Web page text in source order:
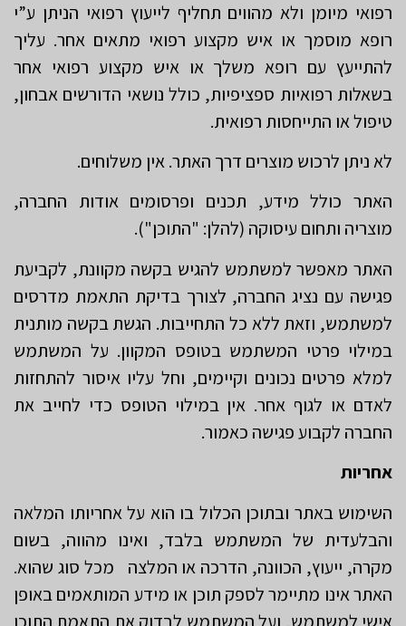
רפואי מיומן ולא מהווים תחליף לייעוץ רפואי הניתן ע”י
רופא מוסמך או איש מקצוע רפואי מתאים אחר. עליך
להתייעץ עם רופא משלך או איש מקצוע רפואי אחר
בשאלות רפואיות ספציפיות, כולל נושאי הדורשים אבחון,
טיפול או התייחסות רפואית.
לא ניתן לרכוש מוצרים דרך האתר. אין משלוחים.
האתר כולל מידע, תכנים ופרסומים אודות החברה,
מוצריה ותחום עיסוקה (להלן: "התוכן").
האתר מאפשר למשתמש להגיש בקשה מקוונת, לקביעת
פגישה עם נציג החברה, לצורך בדיקת התאמת מדרסים
למשתמש, וזאת ללא כל התחייבות. הגשת בקשה מותנית
במילוי פרטי המשתמש בטופס המקוון. על המשתמש
למלא פרטים נכונים וקיימים, וחל עליו איסור להתחזות
לאדם או לגוף אחר. אין במילוי הטופס כדי לחייב את
החברה לקבוע פגישה כאמור.
אחריות
השימוש באתר ובתוכן הכלול בו הוא על אחריותו המלאה
והבלעדית של המשתמש בלבד, ואינו מהווה, בשום
מקרה, ייעוץ, הכוונה, הדרכה או המלצה מכל סוג שהוא.
האתר אינו מתיימר לספק תוכן או מידע המותאמים באופן
אישי למשתמש, ועל המשתמש לבדוק את התאמת התוכן